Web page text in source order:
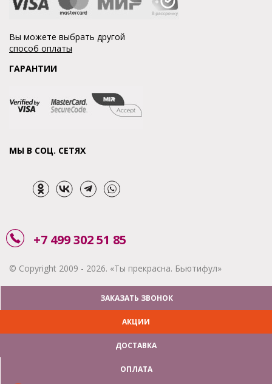
Вы можете выбрать другой
способ оплаты
ГАРАНТИИ
МЫ В СОЦ. СЕТЯХ
+7 499 302 51 85
© Copyright 2009 - 2026. «Ты прекрасна. Бьютифул»
ЗАКАЗАТЬ ЗВОНОК
АКЦИИ
ДОСТАВКА
ОПЛАТА